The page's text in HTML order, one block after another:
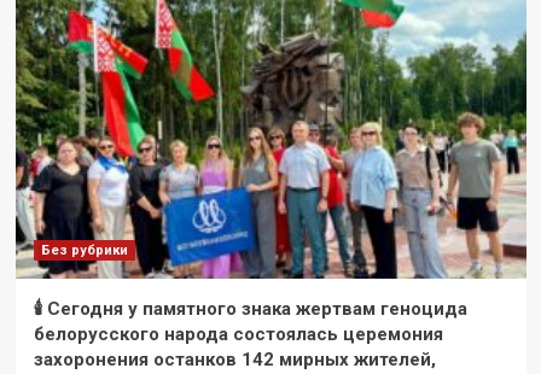
Без рубрики
🕯 Сегодня у памятного знака жертвам геноцида
белорусского народа состоялась церемония
захоронения останков 142 мирных жителей,